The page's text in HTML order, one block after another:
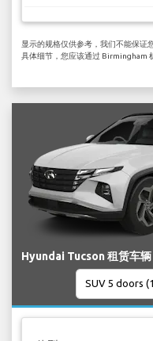
显示的规格仅供参考，我们不能保证
具体细节，您应该通过 Birmingham
Hyundai Tucson 租赁车